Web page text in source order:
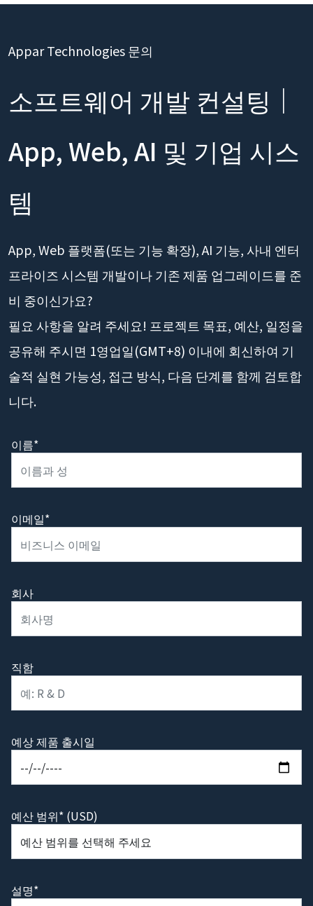
Appar Technologies 문의
소프트웨어 개발 컨설팅｜
App, Web, AI 및 기업 시스
템
App, Web 플랫폼(또는 기능 확장), AI 기능, 사내 엔터
프라이즈 시스템 개발이나 기존 제품 업그레이드를 준
비 중이신가요?
필요 사항을 알려 주세요! 프로젝트 목표, 예산, 일정을
공유해 주시면 1영업일(GMT+8) 이내에 회신하여 기
술적 실현 가능성, 접근 방식, 다음 단계를 함께 검토합
니다.
이름*
이메일*
회사
직함
예상 제품 출시일
예산 범위* (USD)
설명*